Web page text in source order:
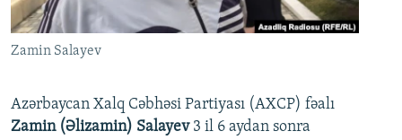
Zamin Salayev
Azərbaycan Xalq Cəbhəsi Partiyası (AXCP) fəalı
Zamin (Əlizamin) Salayev 3 il 6 aydan sonra